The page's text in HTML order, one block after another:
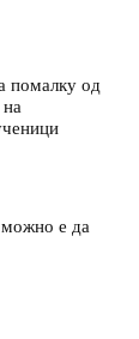
помалку од
на
можно е да